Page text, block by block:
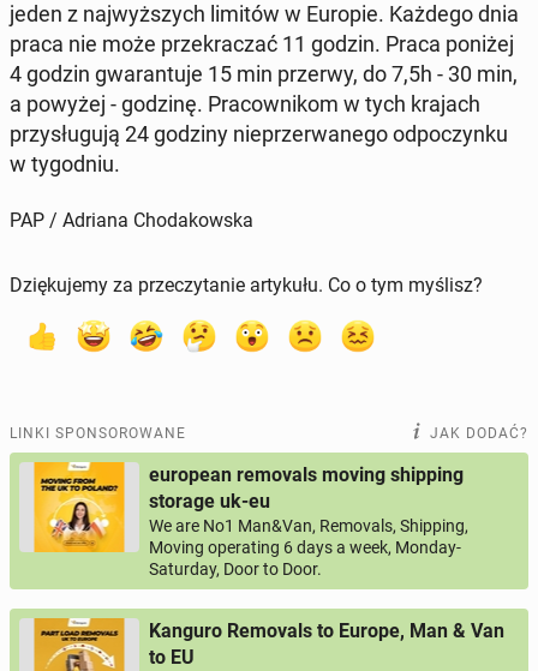
jeden z naj­wyż­szych limitów w Europie. Każdego dnia
praca nie może prze­kra­czać 11 godzin. Praca poniżej
4 godzin gwa­ran­tu­je 15 min przerwy, do 7,5h - 30 min,
a powyżej - godzinę. Pra­cow­ni­kom w tych krajach
przy­słu­gu­ją 24 godziny nie­prze­rwa­ne­go od­po­czyn­ku
w ty­go­dniu.
PAP / Adriana Chodakowska
Dziękujemy za przeczytanie artykułu. Co o tym myślisz?
LINKI SPONSOROWANE JAK DODAĆ?
european removals moving shipping
storage uk-eu
We are No1 Man&Van, Removals, Shipping,
Moving operating 6 days a week, Monday-
Saturday, Door to Door.
Kanguro Removals to Europe, Man & Van
to EU